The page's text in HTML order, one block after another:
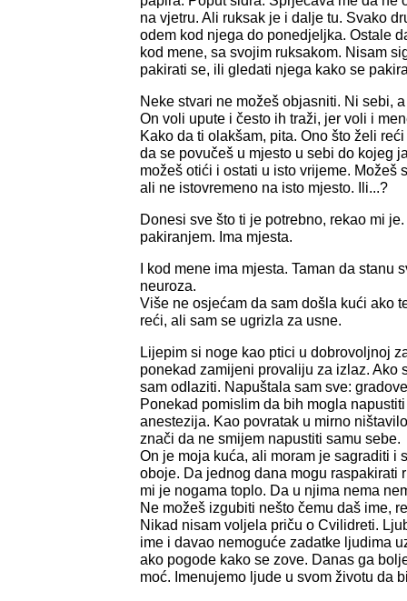
na vjetru. Ali ruksak je i dalje tu. Svako
odem kod njega do ponedjeljka. Ostale
kod mene, sa svojim ruksakom. Nisam
pakirati se, ili gledati njega kako se
Neke stvari ne možeš objasniti. Ni sebi,
On voli upute i često ih traži, jer voli i
Kako da ti olakšam, pita. Ono što želi
da se povučeš u mjesto u sebi do kojeg
možeš otići i ostati u isto vrijeme. Možeš
ali ne istovremeno na isto mjesto. Ili...?
Donesi sve što ti je potrebno, rekao mi
pakiranjem. Ima mjesta.
I kod mene ima mjesta. Taman da stanu
neuroza.
Više ne osjećam da sam došla kući ako
reći, ali sam se ugrizla za usne.
Lijepim si noge kao ptici u dobrovoljnoj
ponekad zamijeni provaliju za izlaz. Ako
sam odlaziti. Napuštala sam sve:
Ponekad pomislim da bih mogla
anestezija. Kao povratak u mirno
znači da ne smijem napustiti samu sebe.
On je moja kuća, ali moram je sagraditi i
oboje. Da jednog dana mogu raspakirati
mi je nogama toplo. Da u njima nema
Ne možeš izgubiti nešto čemu daš ime,
Nikad nisam voljela priču o Cvilidreti.
ime i davao nemoguće zadatke ljudima
ako pogode kako se zove. Danas ga
moć. Imenujemo ljude u svom životu da